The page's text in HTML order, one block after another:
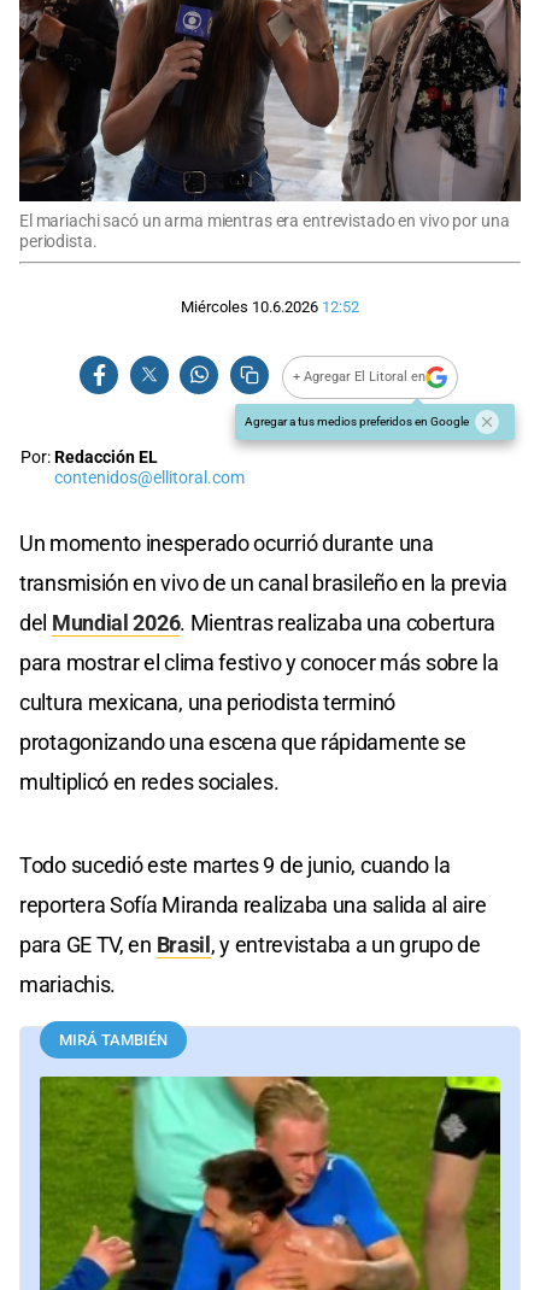
El mariachi sacó un arma mientras era entrevistado en vivo por una
periodista.
Miércoles 10.6.2026 12:52
+ Agregar El Litoral en
Agregar a tus medios preferidos en Google
Por:Redacción EL
contenidos@ellitoral.com
Un momento inesperado ocurrió durante una
transmisión en vivo de un canal brasileño en la previa
del Mundial 2026. Mientras realizaba una cobertura
para mostrar el clima festivo y conocer más sobre la
cultura mexicana, una periodista terminó
protagonizando una escena que rápidamente se
multiplicó en redes sociales.
Todo sucedió este martes 9 de junio, cuando la
reportera Sofía Miranda realizaba una salida al aire
para GE TV, en Brasil, y entrevistaba a un grupo de
mariachis.
MIRÁ TAMBIÉN